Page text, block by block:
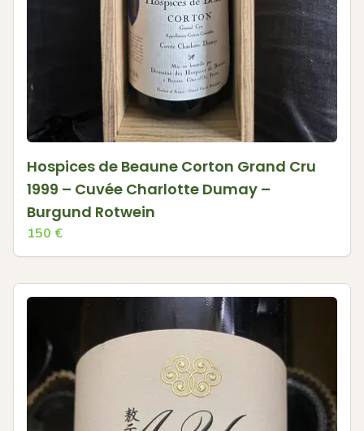
Hospices de Beaune Corton Grand Cru
1999 – Cuvée Charlotte Dumay –
Burgund Rotwein
150 €